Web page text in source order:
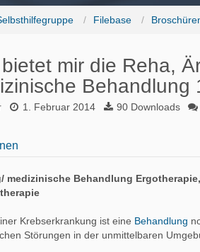
Filebase
mir die Reha,
Behandlung
1. Februar 2014 90 Downloads
medizinische Behandlung
Krebserkrankung ist eine Behandlung
Störungen in der unmittelbaren